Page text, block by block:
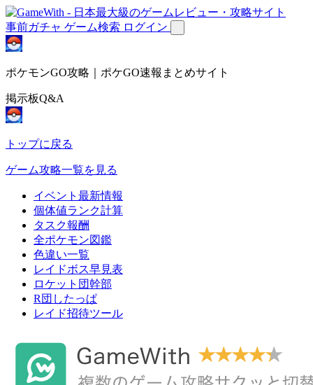
事前ガチャ ゲーム検索 ログイン
ポケモンGO攻略｜ポケGO速報まとめサイト
掲示板Q&A
トップに戻る
ゲーム攻略一覧を見る
イベント最新情報
個体値ランク計算
タスク報酬
全ポケモン図鑑
色違い一覧
レイドボス早見表
ロケット団幹部
R団したっぱ
レイド招待ツール